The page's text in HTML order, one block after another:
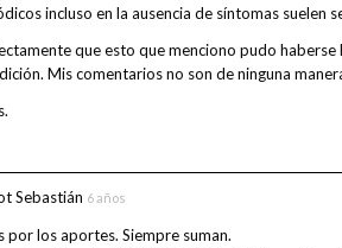
incluso en la ausencia de síntomas suelen
que esto que menciono pudo
Mis comentarios no son de ninguna
Sebastián 6 años
por los aportes. Siempre suman.